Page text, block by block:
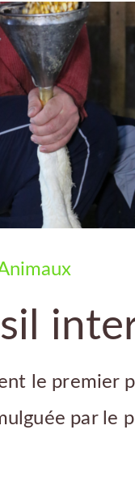
le premier
par le